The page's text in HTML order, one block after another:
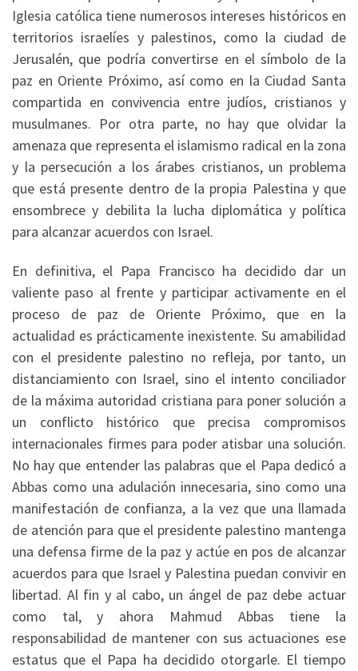
Iglesia católica tiene numerosos intereses históricos en
territorios israelíes y palestinos, como la ciudad de
Jerusalén, que podría convertirse en el símbolo de la
paz en Oriente Próximo, así como en la Ciudad Santa
compartida en convivencia entre judíos, cristianos y
musulmanes. Por otra parte, no hay que olvidar la
amenaza que representa el islamismo radical en la zona
y la persecución a los árabes cristianos, un problema
que está presente dentro de la propia Palestina y que
ensombrece y debilita la lucha diplomática y política
para alcanzar acuerdos con Israel.
En definitiva, el Papa Francisco ha decidido dar un
valiente paso al frente y participar activamente en el
proceso de paz de Oriente Próximo, que en la
actualidad es prácticamente inexistente. Su amabilidad
con el presidente palestino no refleja, por tanto, un
distanciamiento con Israel, sino el intento conciliador
de la máxima autoridad cristiana para poner solución a
un conflicto histórico que precisa compromisos
internacionales firmes para poder atisbar una solución.
No hay que entender las palabras que el Papa dedicó a
Abbas como una adulación innecesaria, sino como una
manifestación de confianza, a la vez que una llamada
de atención para que el presidente palestino mantenga
una defensa firme de la paz y actúe en pos de alcanzar
acuerdos para que Israel y Palestina puedan convivir en
libertad. Al fin y al cabo, un ángel de paz debe actuar
como tal, y ahora Mahmud Abbas tiene la
responsabilidad de mantener con sus actuaciones ese
estatus que el Papa ha decidido otorgarle. El tiempo